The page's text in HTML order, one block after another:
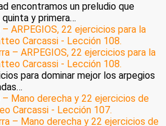
encontramos un preludio que
y primera…
ARPEGIOS, 22 ejercicios para la
Carcassi - Lección 108.
para dominar mejor los arpegios
– Mano derecha y 22 ejercicios de
Carcassi - Lección 107.